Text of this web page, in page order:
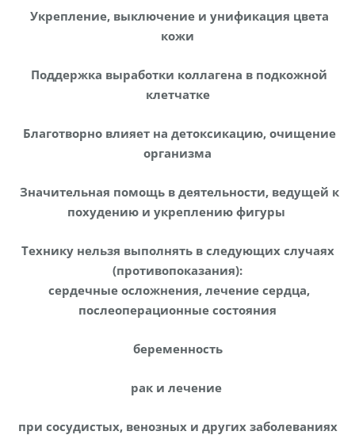
Укрепление, выключение и унификация цвета
кожи
Поддержка выработки коллагена в подкожной
клетчатке
Благотворно влияет на детоксикацию, очищение
организма
Значительная помощь в деятельности, ведущей к
похудению и укреплению фигуры
Технику нельзя выполнять в следующих случаях
(противопоказания):
сердечные осложнения, лечение сердца,
послеоперационные состояния
беременность
рак и лечение
при сосудистых, венозных и других заболеваниях